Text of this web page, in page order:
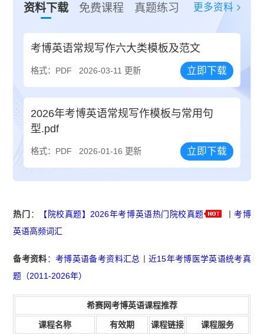
资料下载 免费课程 真题练习 更多资料
考博英语常规写作六大类模板及范文
格式：PDF 2026-03-11 更新 立即下载
2026年考博英语常规写作模板与常用句
型.pdf
格式：PDF 2026-01-16 更新 立即下载
热门 ： 【院校真题】2026年考博英语热门院校真题 丨考博
英语高频词汇
备考资料：考博英语备考资料汇总 丨 近15年考博医学英语统考真
题（2011-2026年）
希赛网考博英语课程推荐
课程名称 有效期 课程链接 课程服务